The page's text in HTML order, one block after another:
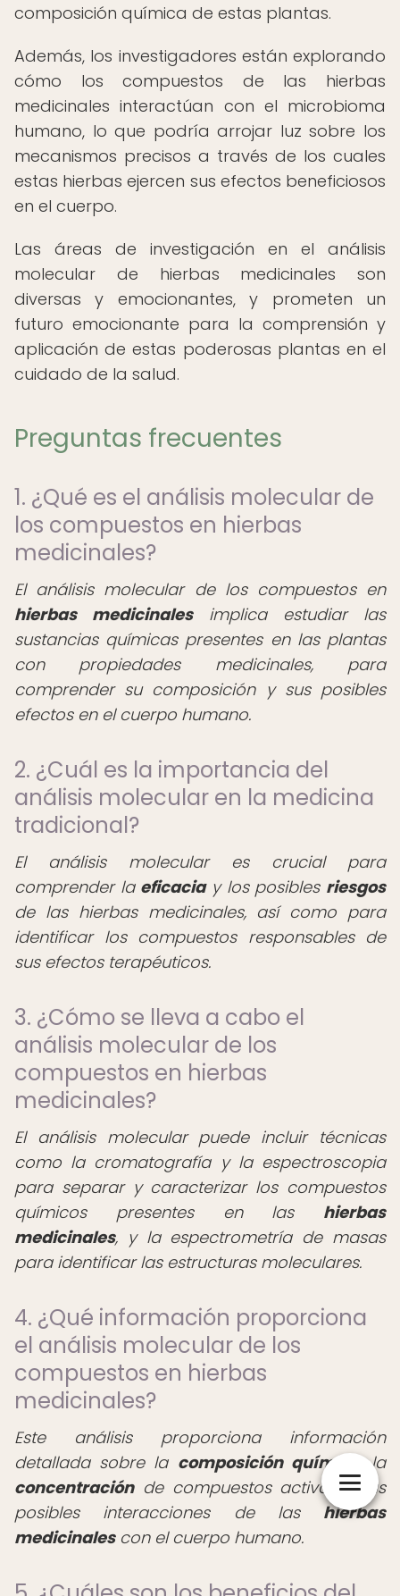
composición química de estas plantas.
Además, los investigadores están explorando
cómo los compuestos de las hierbas
medicinales interactúan con el microbioma
humano, lo que podría arrojar luz sobre los
mecanismos precisos a través de los cuales
estas hierbas ejercen sus efectos beneficiosos
en el cuerpo.
Las áreas de investigación en el análisis
molecular de hierbas medicinales son
diversas y emocionantes, y prometen un
futuro emocionante para la comprensión y
aplicación de estas poderosas plantas en el
cuidado de la salud.
Preguntas frecuentes
1. ¿Qué es el análisis molecular de
los compuestos en hierbas
medicinales?
El análisis molecular de los compuestos en
hierbas medicinalesimplica estudiar las
sustancias químicas presentes en las plantas
con propiedades medicinales, para
comprender su composición y sus posibles
efectos en el cuerpo humano.
2. ¿Cuál es la importancia del
análisis molecular en la medicina
tradicional?
El análisis molecular es crucial para
comprender la eficaciay los posibles riesgos
de las hierbas medicinales, así como para
identificar los compuestos responsables de
sus efectos terapéuticos.
3. ¿Cómo se lleva a cabo el
análisis molecular de los
compuestos en hierbas
medicinales?
El análisis molecular puede incluir técnicas
como la cromatografía y la espectroscopia
para separar y caracterizar los compuestos
químicos presentes en las hierbas
medicinales, y la espectrometría de masas
para identificar las estructuras moleculares.
4. ¿Qué información proporciona
el análisis molecular de los
compuestos en hierbas
medicinales?
Este análisis proporciona información
detallada sobre la composición química, la
concentraciónde compuestos activos y las
posibles interacciones de las hierbas
medicinalescon el cuerpo humano.